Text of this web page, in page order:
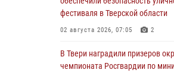
Росгвардейцы в Твери приняли
молебне, посвященном Дню
Сотрудники вневедомственной
фестиваля в Тверской области
02 августа 2026, 07:05 2
В Твери наградили призеров
чемпионата Росгвардии по